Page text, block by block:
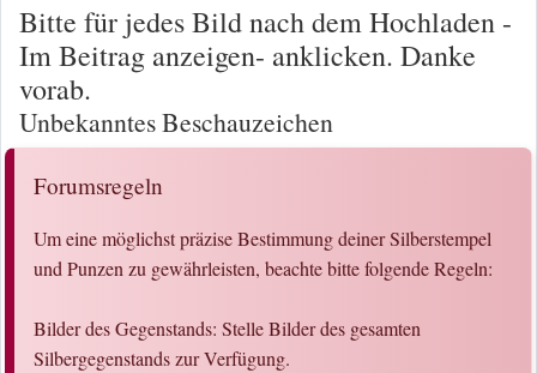
Bitte für jedes Bild nach dem Hochladen -
Im Beitrag anzeigen- anklicken. Danke
vorab.
Unbekanntes Beschauzeichen
Forumsregeln
Um eine möglichst präzise Bestimmung deiner Silberstempel
und Punzen zu gewährleisten, beachte bitte folgende Regeln:
Bilder des Gegenstands: Stelle Bilder des gesamten
Silbergegenstands zur Verfügung.